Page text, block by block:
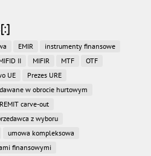
EMIR
instrumenty finansowe
II MIFIR MTF
OTF
UE
Prezes URE
w obrocie hurtowym
REMIT carve-out
z wyboru
umowa kompleksowa
finansowymi